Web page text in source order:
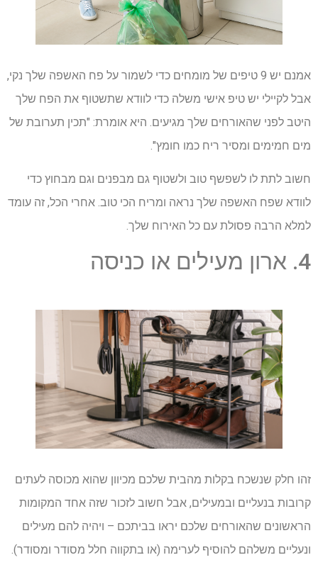
אמנם יש 9 טיפים של מומחים כדי לשמור על פח האשפה שלך נקי,
אבל לקיילי יש טיפ אישי משלה כדי לוודא שתשטוף את הפח שלך
היטב לפני שהאורחים שלך מגיעים. היא אומרת: "תכין תערובת של
מים חמימים ומסיר ריח כמו חומץ".
חשוב לתת לו לשפשף טוב ולשטוף גם מבפנים וגם מבחוץ כדי
לוודא שפח האשפה שלך נראה ומריח הכי טוב. אחרי הכל, זה עומד
למלא הרבה פסולת עם כל האירוח שלך.
4. ארון מעילים או כניסה
זהו חלק שנשכח בקלות מהבית שלכם מכיוון שהוא מכוסה לעתים
קרובות בנעליים ובמעילים, אבל חשוב לזכור שזה אחד המקומות
הראשונים שהאורחים שלכם יראו בביתכם – ויהיה להם מעילים
ונעליים משלהם להוסיף לערימה (או בתקווה חלל מסודר ומסודר).